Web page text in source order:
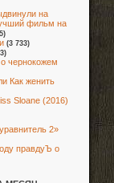
на
фильм на
(3 733)
чернокожем
Как женить
Sloane (2016)
2»
правдуЪ о